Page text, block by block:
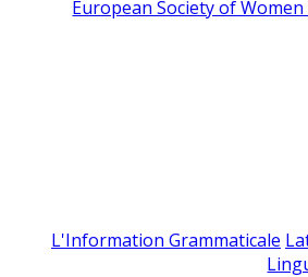
European Society of
L'Information Grammaticale